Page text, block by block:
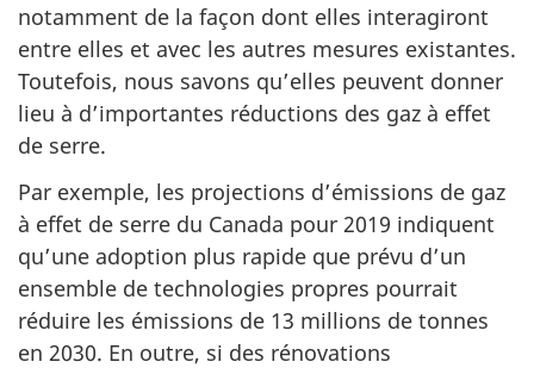
notamment de la façon dont elles interagiront
entre elles et avec les autres mesures existantes.
Toutefois, nous savons qu’elles peuvent donner
lieu à d’importantes réductions des gaz à effet
de serre.
Par exemple, les projections d’émissions de gaz
à effet de serre du Canada pour 2019 indiquent
qu’une adoption plus rapide que prévu d’un
ensemble de technologies propres pourrait
réduire les émissions de 13 millions de tonnes
en 2030. En outre, si des rénovations